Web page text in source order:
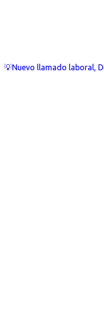
💡Nuevo llamado laboral,